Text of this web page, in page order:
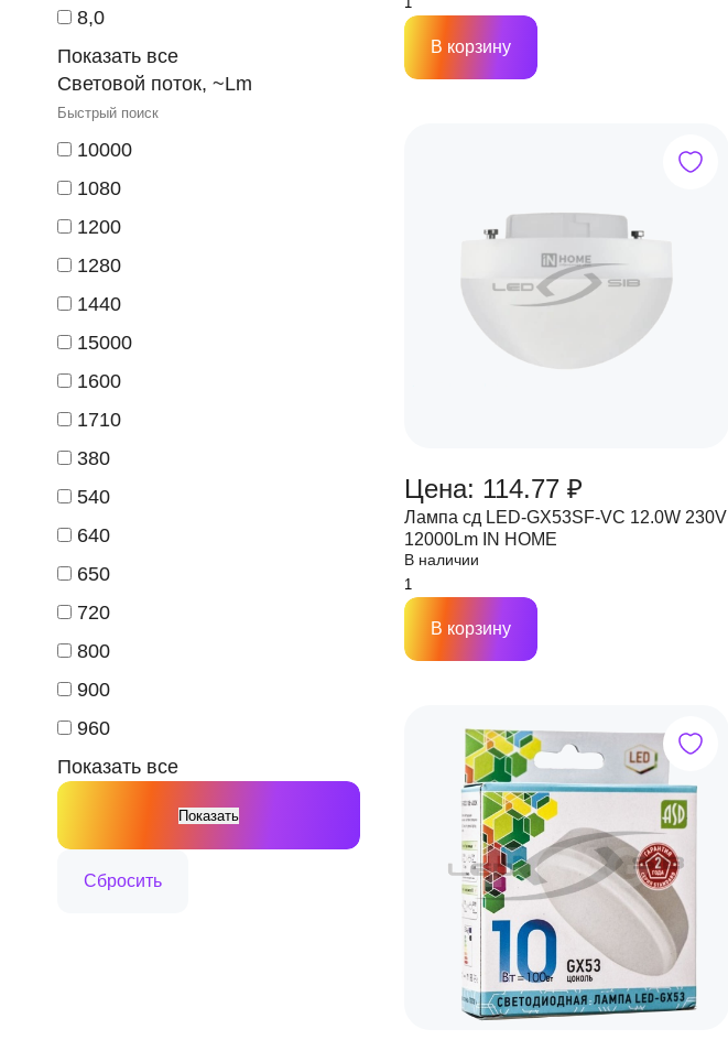
8,0
Показать все
Световой поток, ~Lm
10000
1080
1200
1280
1440
15000
1600
1710
380
540
640
650
720
800
900
960
Показать все
В корзину
Цена: 114.77 ₽
Лампа сд LED-GX53SF-VC 12.0W 230V
12000Lm IN HOME
В наличии
В корзину